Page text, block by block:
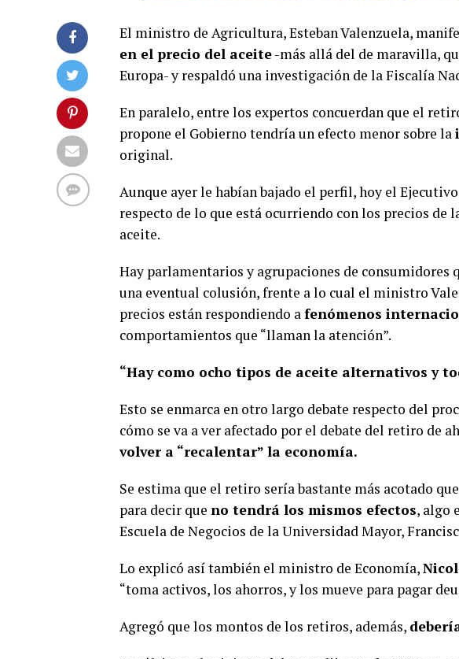
El ministro de Agricultura, Esteban Valenzuela,
en el precio del aceite-más allá del de maravilla,
Europa- y respaldó una investigación de la Fiscalía
En paralelo, entre los expertos concuerdan que el
propone el Gobierno tendría un efecto menor sobre la
original.
Aunque ayer le habían bajado el perfil, hoy el
respecto de lo que está ocurriendo con los precios de
aceite.
Hay parlamentarios y agrupaciones de consumidores
una eventual colusión, frente a lo cual el ministro
precios están respondiendo afenómenos
comportamientos que “llaman la atención”.
“Hay como ocho tipos de aceite alternativos y
Esto se enmarca en otro largo debate respecto del
cómo se va a ver afectado por el debate del retiro de
volver a “recalentar” la economía.
Se estima que el retiro sería bastante más acotado
para decir que no tendrá los mismos efectos, algo
Escuela de Negocios de la Universidad Mayor,
Lo explicó así también el ministro de Economía,
“toma activos, los ahorros, y los mueve para pagar
Agregó que los montos de los retiros, además,